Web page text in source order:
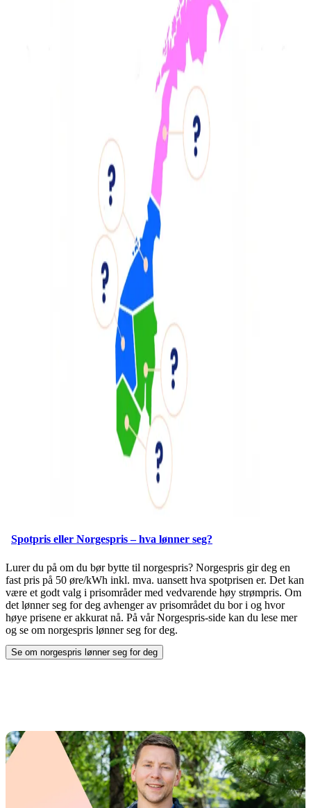
Spotpris eller Norgespris – hva lønner seg?
Lurer du på om du bør bytte til norgespris? Norgespris gir deg en
fast pris på 50 øre/kWh inkl. mva. uansett hva spotprisen er. Det kan
være et godt valg i prisområder med vedvarende høy strømpris. Om
det lønner seg for deg avhenger av prisområdet du bor i og hvor
høye prisene er akkurat nå. På vår Norgespris-side kan du lese mer
og se om norgespris lønner seg for deg.
Se om norgespris lønner seg for deg
ved å åpneSpotpris eller Norgespris – hva lønner seg?